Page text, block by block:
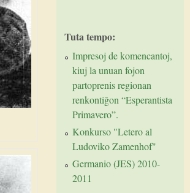
Tuta tempo:
Impresoj de komencantoj,
kiuj la unuan fojon
partoprenis regionan
renkontiĝon “Esperantista
Primavero”.
Konkurso "Letero al
Ludoviko Zamenhof"
Germanio (JES) 2010-
2011